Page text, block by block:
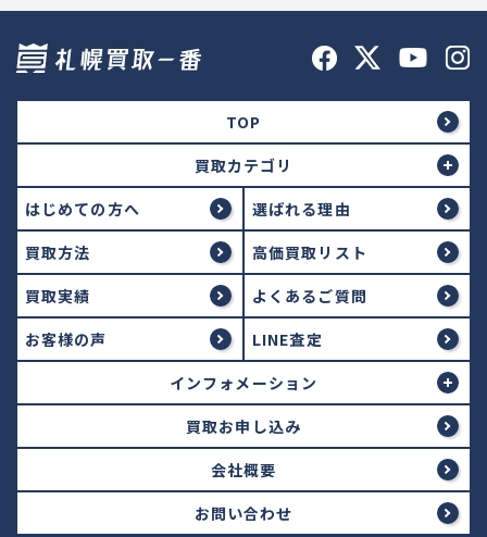
TOP
買取カテゴリ
はじめての方へ
選ばれる理由
買取方法
高価買取リスト
買取実績
よくあるご質問
お客様の声
LINE査定
インフォメーション
買取お申し込み
会社概要
お問い合わせ